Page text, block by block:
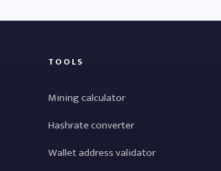
TOOLS
Mining calculator
Hashrate converter
Wallet address validator